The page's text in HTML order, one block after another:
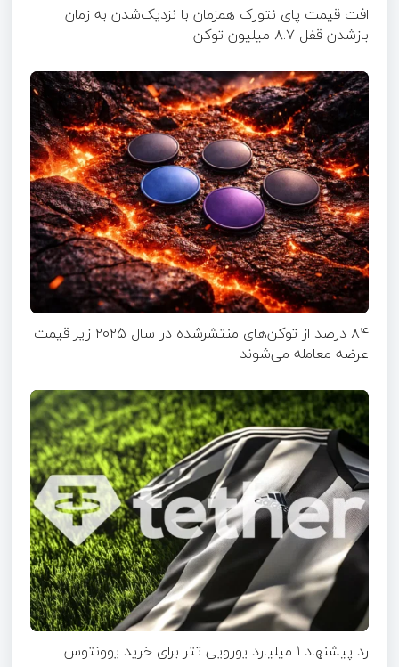
افت قیمت پای نتورک همزمان با نزدیک‌شدن به زمان
بازشدن قفل ۸.۷ میلیون توکن
۸۴ درصد از توکن‌های منتشر‌شده در سال ۲۰۲۵ زیر قیمت
عرضه معامله می‌شوند
رد پیشنهاد ۱ میلیارد یورویی تتر برای خرید یوونتوس